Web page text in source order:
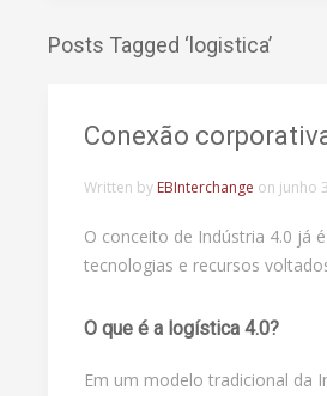
Posts Tagged ‘logistica’
Conexão
Written by EBInterchange on junho
O conceito de Indústria 4.0 já
tecnologias e recursos
O que é a logística 4.0?
Em um modelo tradicional da